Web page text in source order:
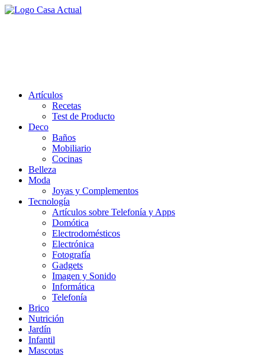
Saltar
Artículos
Recetas
Test de Producto
Deco
Baños
Mobiliario
Cocinas
Belleza
Moda
Joyas y Complementos
Tecnología
Artículos sobre Telefonía y Apps
Domótica
Electrodomésticos
Electrónica
Fotografía
Gadgets
Imagen y Sonido
Informática
Telefonía
Brico
Nutrición
Jardín
Infantil
Mascotas